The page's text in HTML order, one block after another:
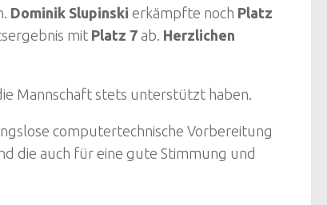
Dominik Slupinski erkämpfte noch Platz
mit Platz 7 ab. Herzlichen
Mannschaft stets unterstützt haben.
computertechnische Vorbereitung
die auch für eine gute Stimmung und